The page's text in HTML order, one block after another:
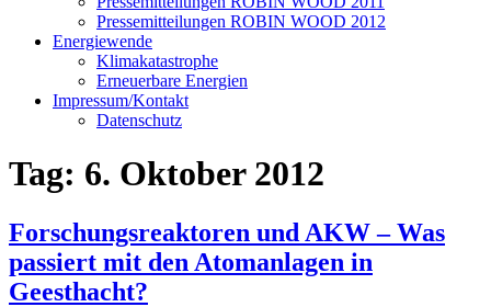
Pressemitteilungen ROBIN WOOD 2012
Energiewende
Klimakatastrophe
Erneuerbare Energien
Impressum/Kontakt
Datenschutz
Tag: 6. Oktober 2012
Forschungsreaktoren und AKW – Was
passiert mit den Atomanlagen in
Geesthacht?